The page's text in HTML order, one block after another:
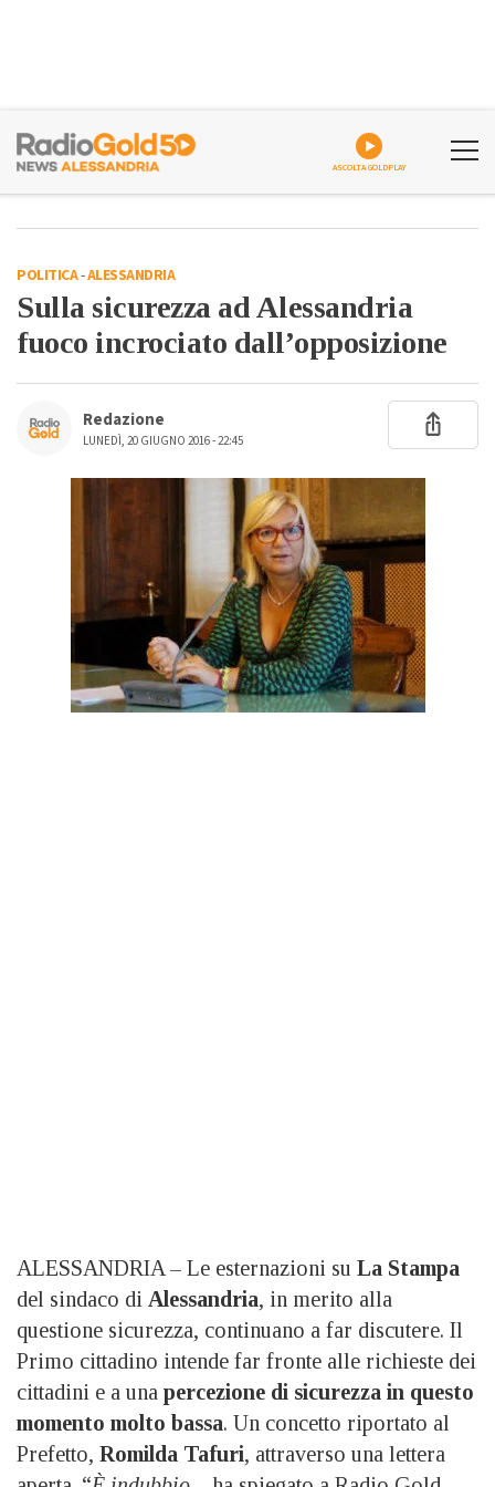
ASCOLTA GOLDPLAY
POLITICA-ALESSANDRIA
Sulla sicurezza ad Alessandria
fuoco incrociato dall’opposizione
Redazione
LUNEDÌ, 20 GIUGNO 2016 - 22:45
ALESSANDRIA – Le esternazioni su La Stampa
del sindaco di Alessandria, in merito alla
questione sicurezza, continuano a far discutere. Il
Primo cittadino intende far fronte alle richieste dei
cittadini e a una percezione di sicurezza in questo
momento molto bassa. Un concetto riportato al
Prefetto, Romilda Tafuri, attraverso una lettera